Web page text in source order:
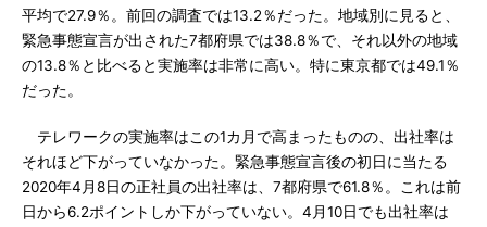
平均で27.9％。前回の調査では13.2％だった。地域別に見ると、
緊急事態宣言が出された7都府県では38.8％で、それ以外の地域
の13.8％と比べると実施率は非常に高い。特に東京都では49.1％
だった。
テレワークの実施率はこの1カ月で高まったものの、出社率は
それほど下がっていなかった。緊急事態宣言後の初日に当たる
2020年4月8日の正社員の出社率は、7都府県で61.8％。これは前
日から6.2ポイントしか下がっていない。4月10日でも出社率は